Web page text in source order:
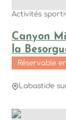
Canyon
la
Activités
Réservable
Labastide
Canyoning